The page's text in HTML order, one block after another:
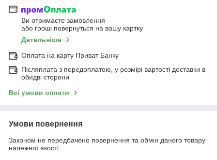
Ви отримаєте замовлення
або гроші повернуться на вашу картку
Детальніше
Оплата на карту Приват Банку
Післяплата з передоплатою, у розмірі вартості доставки в
обидві сторони
Всі умови оплати
Умови повернення
Законом не передбачено повернення та обмін даного товару
належної якості